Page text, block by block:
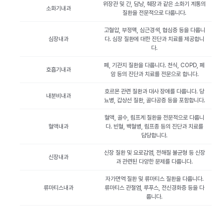
소화기내과
위장관 및 간, 담낭, 췌장과 같은 소화기 계통의
질환을 전문적으로 다룹니다.
심장내과
고혈압, 부정맥, 심근경색, 협심증 등을 다룹니
다. 심장 질환에 대한 진단과 치료를 제공합니
다.
호흡기내과
폐, 기관지 질환을 다룹니다. 천식, COPD, 폐
암 등의 진단과 치료를 전문으로 합니다.
내분비내과
호르몬 관련 질환과 대사 장애를 다룹니다. 당
뇨병, 갑상선 질환, 골다공증 등을 포함합니다.
혈액내과
혈액, 골수, 림프계 질환을 전문적으로 다룹니
다. 빈혈, 백혈병, 림프종 등의 진단과 치료를
담당합니다.
신장내과
신장 질환 및 요로감염, 전해질 불균형 등 신장
과 관련된 다양한 문제를 다룹니다.
류마티스내과
자가면역 질환 및 류마티스 질환을 다룹니다.
류마티스 관절염, 루푸스, 전신경화증 등을 다
룹니다.